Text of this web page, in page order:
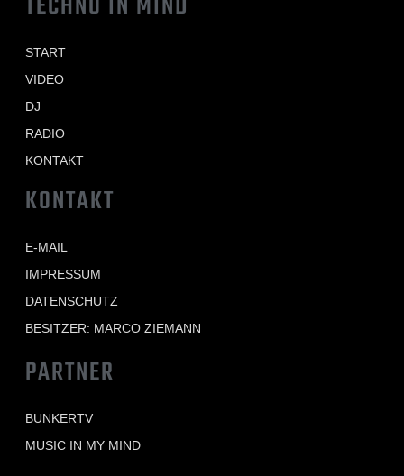
START
VIDEO
DJ
RADIO
KONTAKT
KONTAKT
E-MAIL
IMPRESSUM
DATENSCHUTZ
BESITZER: MARCO ZIEMANN
PARTNER
BUNKERTV
MUSIC IN MY MIND